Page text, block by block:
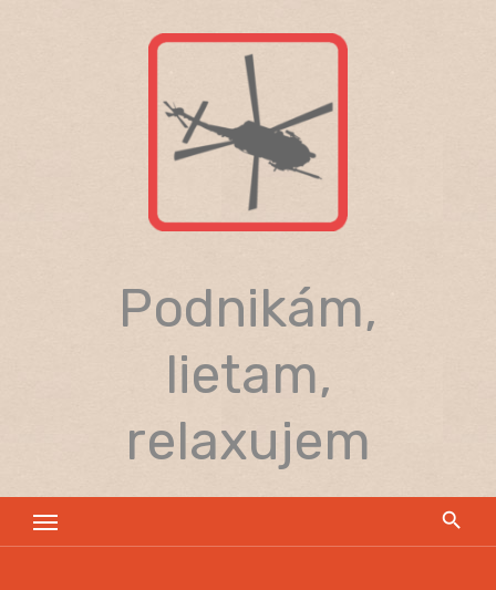
Podnikám,
lietam,
relaxujem